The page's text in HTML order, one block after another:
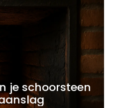
je schoorsteen